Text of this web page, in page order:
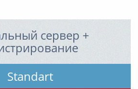
сервер +
Standart